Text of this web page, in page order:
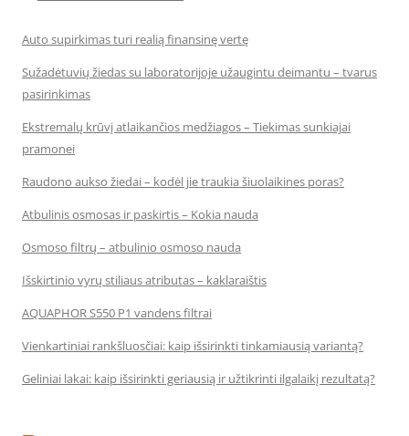
Auto supirkimas turi realią finansinę vertę
Sužadėtuvių žiedas su laboratorijoje užaugintu deimantu – tvarus
pasirinkimas
Ekstremalų krūvį atlaikančios medžiagos – Tiekimas sunkiajai
pramonei
Raudono aukso žiedai – kodėl jie traukia šiuolaikines poras?
Atbulinis osmosas ir paskirtis – Kokia nauda
Osmoso filtrų – atbulinio osmoso nauda
Išskirtinio vyrų stiliaus atributas – kaklaraištis
AQUAPHOR S550 P1 vandens filtrai
Vienkartiniai rankšluosčiai: kaip išsirinkti tinkamiausią variantą?
Geliniai lakai: kaip išsirinkti geriausią ir užtikrinti ilgalaikį rezultatą?